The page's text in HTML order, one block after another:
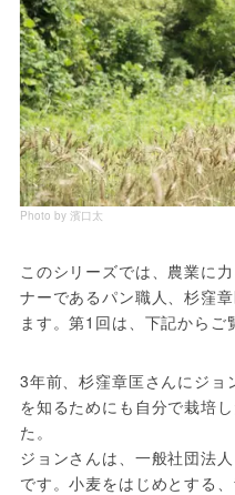
Photo by 濱口太
このシリーズでは、農業に
ナーであるパン職人、杉窪
ます。第1回は、下記からご
3年前、杉窪章匡さんにジ
を知るためにも自分で栽培
た。
ジョンさんは、一般社団法
です。小麦をはじめとする